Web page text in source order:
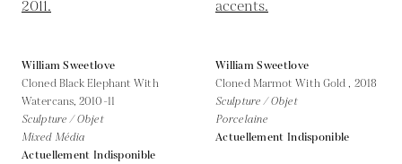
William Sweetlove
Cloned Black Elephant With
Watercans,2010-11
Sculpture / Objet
Mixed Média
Actuellement Indisponible
William Sweetlove
Cloned Marmot With Gold , 2018
Sculpture / Objet
Porcelaine
Actuellement Indisponible